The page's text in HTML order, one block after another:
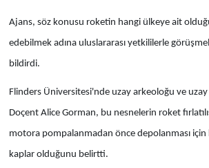
Ajans, söz konusu roketin hangi ülkeye ait
edebilmek adına uluslararası yetkililerle
bildirdi.
Flinders Üniversitesi'nde uzay arkeoloğu ve uzay
Doçent Alice Gorman, bu nesnelerin roket
motora pompalanmadan önce depolanması için
kaplar olduğunu belirtti.